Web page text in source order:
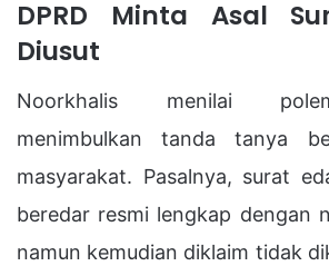
DPRD Minta Asal
Diusut
Noorkhalis menilai
menimbulkan tanda tanya
masyarakat. Pasalnya, surat
beredar resmi lengkap dengan
namun kemudian diklaim tidak